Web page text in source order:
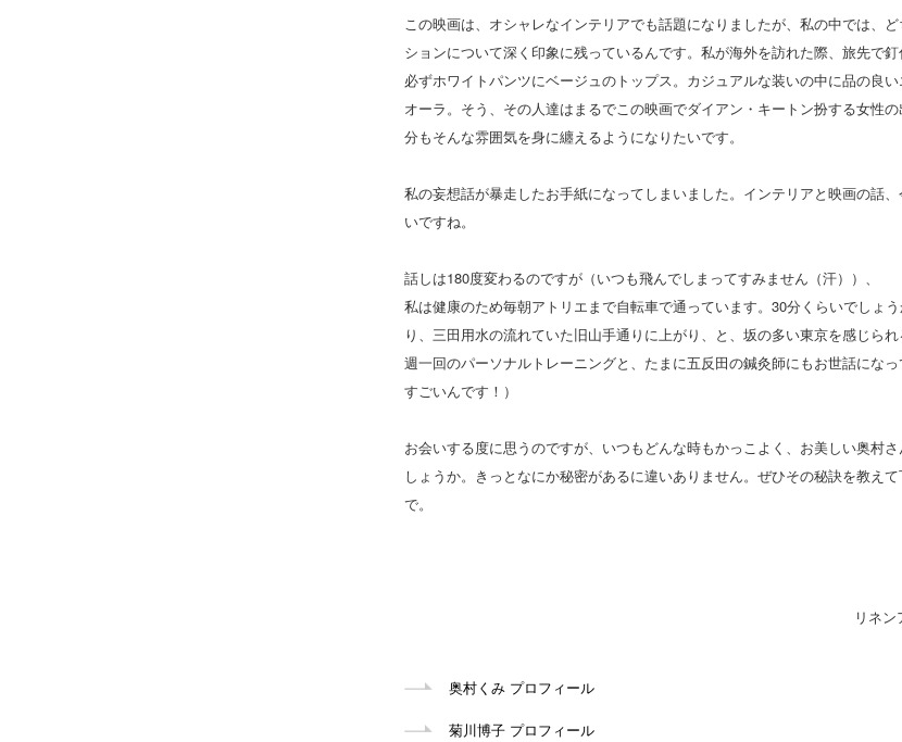
この映画は、オシャレなインテリアでも話題になりましたが、私の中では、
ションについて深く印象に残っているんです。私が海外を訪れた際、旅先で
必ずホワイトパンツにベージュのトップス。カジュアルな装いの中に品の良
オーラ。そう、その人達はまるでこの映画でダイアン・キートン扮する女性
分もそんな雰囲気を身に纏えるようになりたいです。
私の妄想話が暴走したお手紙になってしまいました。インテリアと映画の話
いですね。
話しは180度変わるのですが（いつも飛んでしまってすみません（汗））、
私は健康のため毎朝アトリエまで自転車で通っています。30分くらいでしょ
り、三田用水の流れていた旧山手通りに上がり、と、坂の多い東京を感じられ
週一回のパーソナルトレーニングと、たまに五反田の鍼灸師にもお世話になっ
すごいんです！）
お会いする度に思うのですが、いつもどんな時もかっこよく、お美しい奥村
しょうか。きっとなにか秘密があるに違いありません。ぜひその秘訣を教え
で。
リネ
奥村くみ プロフィール
菊川博子 プロフィール